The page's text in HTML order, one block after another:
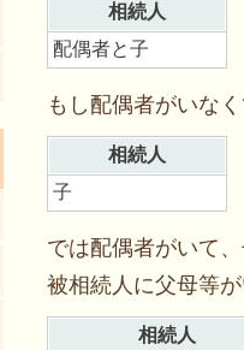
相続人
配偶者と子
もし配偶者がいな
相続人
子
では配偶者がいて
被相続人に父母等
相続人